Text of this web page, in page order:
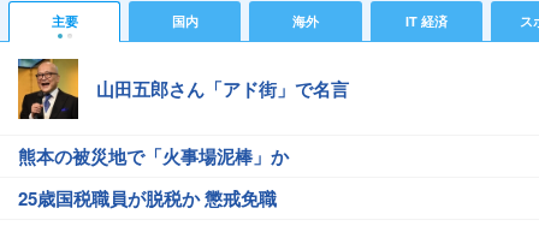
主要 国内 海外 IT 経済 ス
山田五郎さん「アド街」で名言
熊本の被災地で「火事場泥棒」か
25歳国税職員が脱税か 懲戒免職